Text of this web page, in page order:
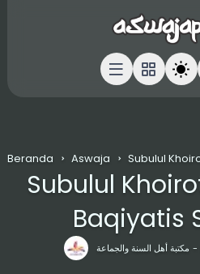
Beranda Aswaja Subulul
مكتبة أهل السنة والجماعة
Subulul
Baqiyatis